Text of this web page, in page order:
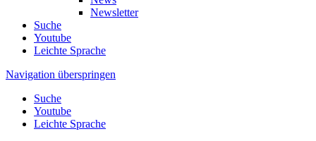
Newsletter
Suche
Youtube
Leichte Sprache
Navigation überspringen
Suche
Youtube
Leichte Sprache